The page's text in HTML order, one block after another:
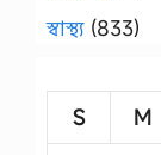
স্বাস্থ্য(833)
S
M